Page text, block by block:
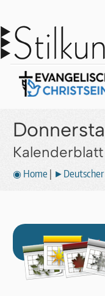
◉ Home ►Deutscher